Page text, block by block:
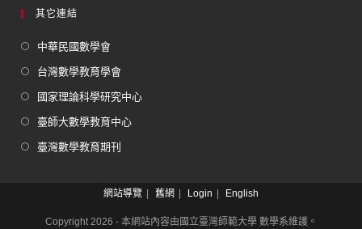
其它連結
中華民國數學會
台灣數學教育學會
國家理論科學研究中心
臺師大數學教育中心
臺灣數學教育期刊
網站導覽 舊網 Login English
Copyright 2026 - 本網站內容由國立臺灣師範大學 數學系維護。